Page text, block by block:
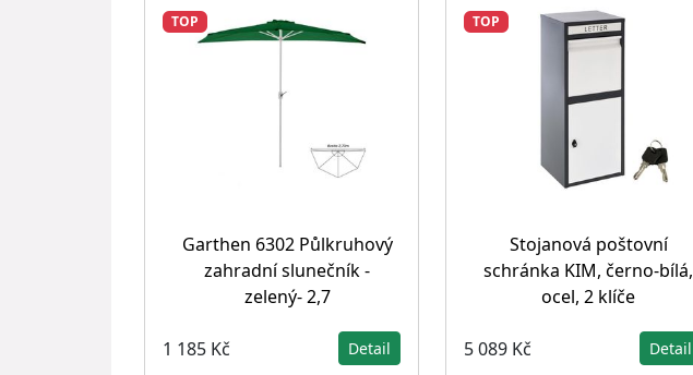
TOP
Garthen 6302 Půlkruhový
zahradní slunečník -
zelený- 2,7
1 185 Kč Detail
TOP
Stojanová poštovní
schránka KIM, černo-bílá,
ocel, 2 klíče
5 089 Kč Detail